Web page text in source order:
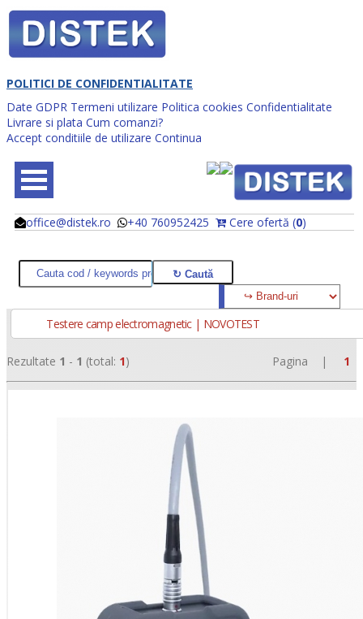
POLITICI DE CONFIDENTIALITATE
Date GDPR Termeni utilizare Politica cookies Confidentialitate
Livrare si plata Cum comanzi?
Accept conditiile de utilizare Continua
office@distek.ro +40 760952425 Cere ofertă (0)
@
@
Testere camp electromagnetic | NOVOTEST
Rezultate 1 - 1 (total: 1) Pagina | 1